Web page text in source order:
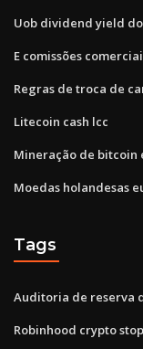
Uob dividend yield
E comissões
Regras de troca de
Litecoin cash lcc
Mineração de
Moedas holandesas
Tags
Auditoria de reserva
Robinhood crypto